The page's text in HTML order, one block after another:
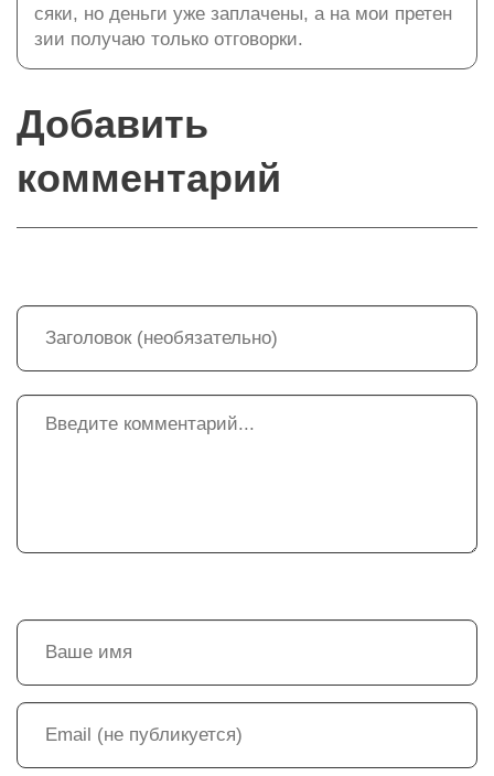
сяки, но деньги уже заплачены, а на мои претен
зии получаю только отговорки.
Добавить
комментарий